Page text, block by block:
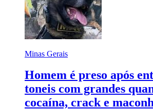
Minas Gerais
Homem é preso após
toneis com grandes
cocaína, crack e